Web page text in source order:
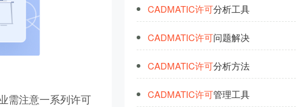
需注意一系列许可
CADMATIC许可分析工具
CADMATIC许可问题解决
CADMATIC许可分析方法
CADMATIC许可管理工具